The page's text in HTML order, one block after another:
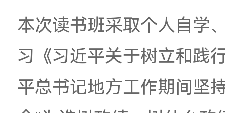
整改整治与为师生办
整改成效可感可及。
作落地见效。 各级党